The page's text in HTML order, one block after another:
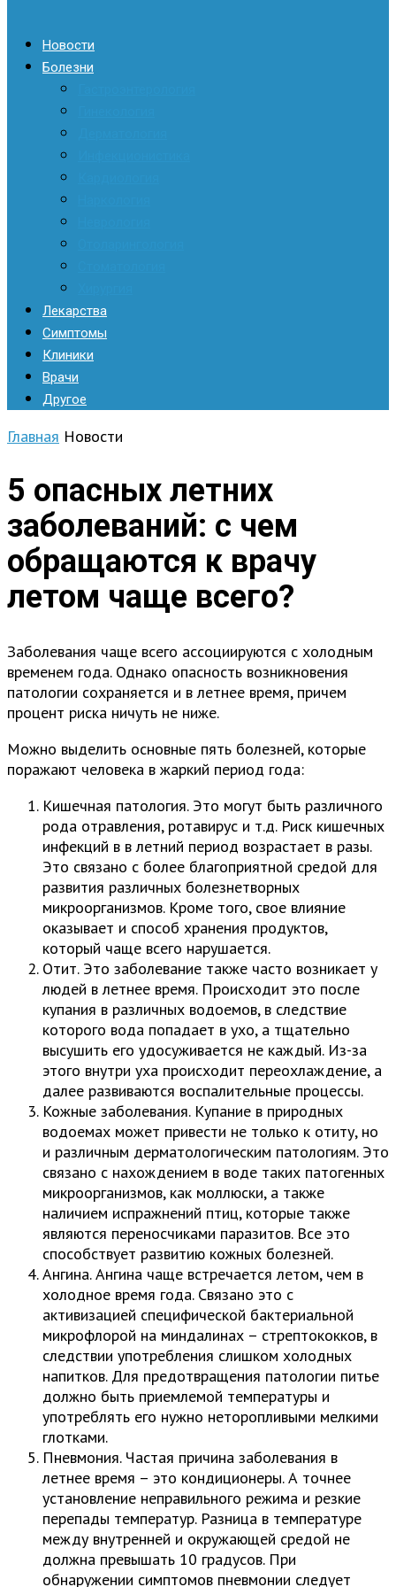
Новости
Болезни
Лекарства
Симптомы
Клиники
Врачи
Другое
Главная Новости
5 опасных летних
заболеваний: с чем
обращаются к врачу
летом чаще всего?
Заболевания чаще всего ассоциируются с холодным
временем года. Однако опасность возникновения
патологии сохраняется и в летнее время, причем
процент риска ничуть не ниже.
Можно выделить основные пять болезней, которые
поражают человека в жаркий период года:
Кишечная патология. Это могут быть различного
рода отравления, ротавирус и т.д. Риск кишечных
инфекций в в летний период возрастает в разы.
Это связано с более благоприятной средой для
развития различных болезнетворных
микроорганизмов. Кроме того, свое влияние
оказывает и способ хранения продуктов,
который чаще всего нарушается.
Отит. Это заболевание также часто возникает у
людей в летнее время. Происходит это после
купания в различных водоемов, в следствие
которого вода попадает в ухо, а тщательно
высушить его удосуживается не каждый. Из-за
этого внутри уха происходит переохлаждение, а
далее развиваются воспалительные процессы.
Кожные заболевания. Купание в природных
водоемах может привести не только к отиту, но
и различным дерматологическим патологиям. Это
связано с нахождением в воде таких патогенных
микроорганизмов, как моллюски, а также
наличием испражнений птиц, которые также
являются переносчиками паразитов. Все это
способствует развитию кожных болезней.
Ангина. Ангина чаще встречается летом, чем в
холодное время года. Связано это с
активизацией специфической бактериальной
микрофлорой на миндалинах – стрептококков, в
следствии употребления слишком холодных
напитков. Для предотвращения патологии питье
должно быть приемлемой температуры и
употреблять его нужно неторопливыми мелкими
глотками.
Пневмония. Частая причина заболевания в
летнее время – это кондиционеры. А точнее
установление неправильного режима и резкие
перепады температур. Разница в температуре
между внутренней и окружающей средой не
должна превышать 10 градусов. При
обнаружении симптомов пневмонии следует